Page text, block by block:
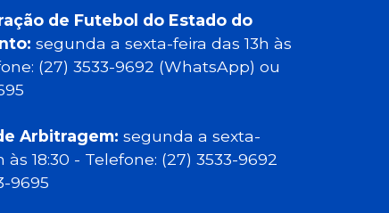
de Futebol do Estado do
segunda a sexta-feira das 13h às
(27) 3533-9692 (WhatsApp) ou
Arbitragem: segunda a sexta-
às 18:30 - Telefone: (27) 3533-9692
9695